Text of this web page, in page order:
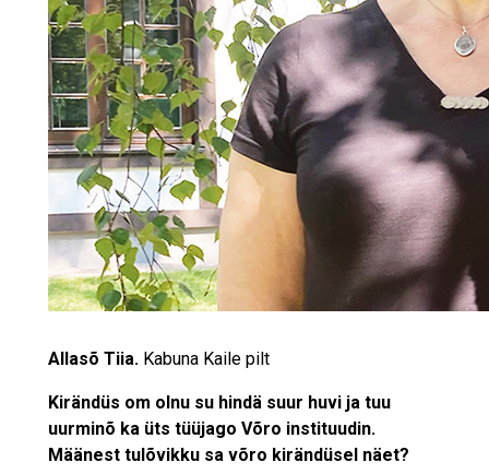
Allasõ Tiia.Kabuna Kaile pilt
Kirändüs om olnu su hindä suur huvi ja tuu
uurminõ ka üts tüüjago Võro instituudin.
Määnest tulõvikku sa võro kirändüsel näet?